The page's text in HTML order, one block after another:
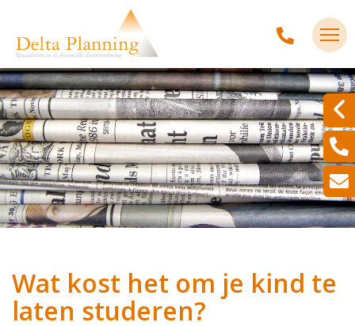
Wat kost het om je kind te
laten studeren?